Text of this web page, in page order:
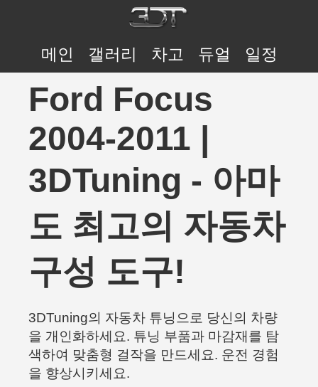
메인 갤러리 차고 듀얼 일정
Ford Focus
2004-2011 |
3DTuning - 아마
도 최고의 자동차
구성 도구!
3DTuning의 자동차 튜닝으로 당신의 차량
을 개인화하세요. 튜닝 부품과 마감재를 탐
색하여 맞춤형 걸작을 만드세요. 운전 경험
을 향상시키세요.